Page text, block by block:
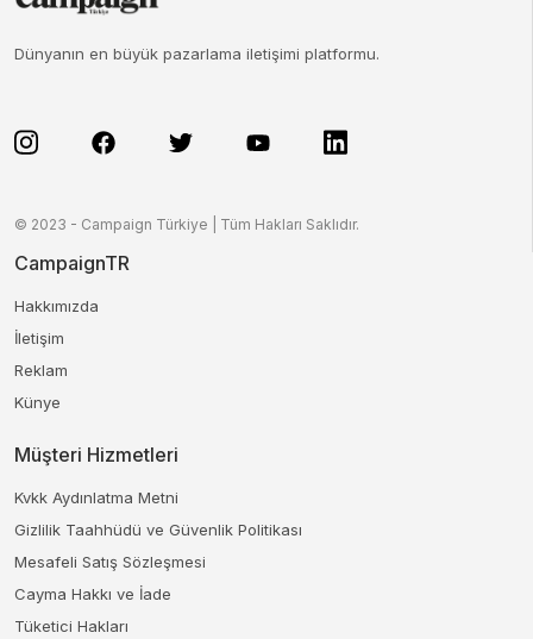
Dünyanın en büyük pazarlama iletişimi platformu.
© 2023 - Campaign Türkiye | Tüm Hakları Saklıdır.
CampaignTR
Hakkımızda
İletişim
Reklam
Künye
Müşteri Hizmetleri
Kvkk Aydınlatma Metni
Gizlilik Taahhüdü ve Güvenlik Politikası
Mesafeli Satış Sözleşmesi
Cayma Hakkı ve İade
Tüketici Hakları